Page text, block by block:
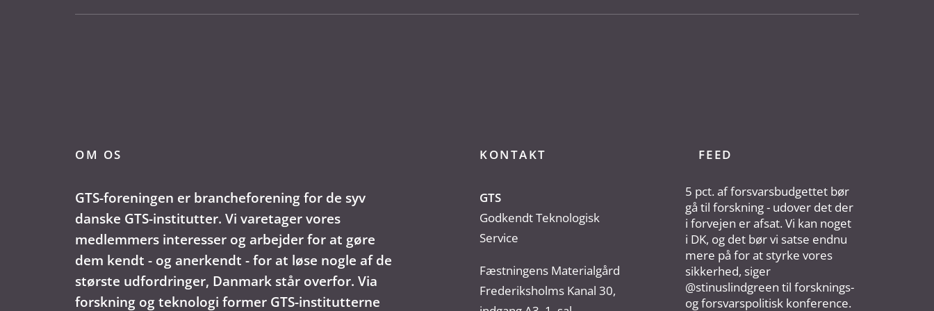
OM OS
GTS-foreningen er brancheforening for de syv
danske GTS-institutter. Vi varetager vores
medlemmers interesser og arbejder for at gøre
dem kendt - og anerkendt - for at løse nogle af de
største udfordringer, Danmark står overfor. Via
forskning og teknologi former GTS-institutterne
KONTAKT
GTS
Godkendt Teknologisk
Service
Fæstningens Materialgård
Frederiksholms Kanal 30,
FEED
5 pct. af forsvarsbudgettet bør
gå til forskning - udover det der
i forvejen er afsat. Vi kan noget
i DK, og det bør vi satse endnu
mere på for at styrke vores
sikkerhed, siger
@stinuslindgreen til forsknings-
og forsvarspolitisk konference.